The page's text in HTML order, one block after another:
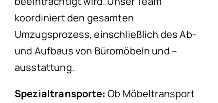
koordiniert den gesamten
Umzugsprozess, einschließlich des Ab-
und Aufbaus von Büromöbeln und –
ausstattung.
Spezialtransporte: Ob Möbeltransport